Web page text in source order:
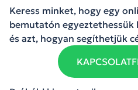
Keress minket, hogy egy
bemutatón egyeztethessük
és azt, hogyan segíthetjük